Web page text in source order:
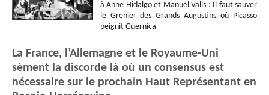
à Anne Hidalgo et Manuel Valls : Il faut sauver
le Grenier des Grands Augustins où Picasso
peignit Guernica
La France, l’Allemagne et le Royaume-Uni
sèment la discorde là où un consensus est
nécessaire sur le prochain Haut Représentant en